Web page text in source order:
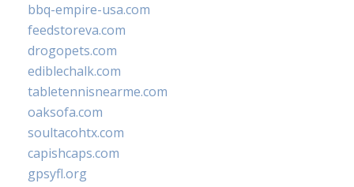
bbq-empire-usa.com
feedstoreva.com
drogopets.com
ediblechalk.com
tabletennisnearme.com
oaksofa.com
soultacohtx.com
capishcaps.com
gpsyfl.org